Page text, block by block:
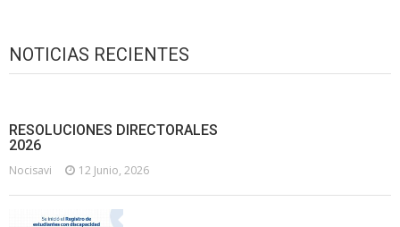
NOTICIAS RECIENTES
RESOLUCIONES DIRECTORALES
2026
Nocisavi 12 Junio, 2026